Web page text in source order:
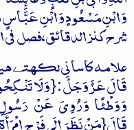
وَابْنِ مَسْعُودٍ وَابْنِ
شرح كنز الدقائق،فصل فی
علامہ کاسانی لکھتے
قَالَ عَزَّ وَجَلَّ : { وَلَا
وَوَطْئًا وَرُوِيَ عَنْ رَسُولِ
قَالَ{مَنْ نَظَرَ إلَى فَرْجِ